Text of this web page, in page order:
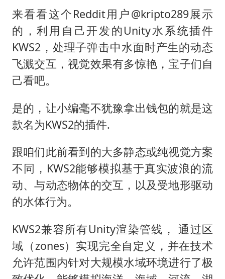
985博士后被曝在妻子孕期出轨后续
公司“上四休三”但要降薪1000元
如何把百年大党建设得更加坚强有力？
来看看这个Reddit用户@kripto289展示
的，利用自己开发的Unity水系统插件
KWS2，处理子弹击中水面时产生的动态
飞溅交互，视觉效果有多惊艳，宝子们自
己看吧。
是的，让小编毫不犹豫拿出钱包的就是这
款名为KWS2的插件.
跟咱们此前看到的大多静态或纯视觉方案
不同，KWS2能够模拟基于真实波浪的流
动、与动态物体的交互，以及受地形驱动
的水体行为。
KWS2兼容所有Unity渲染管线， 通过区
域（zones）实现完全自定义，并在技术
允许范围内针对大规模水域环境进行了极